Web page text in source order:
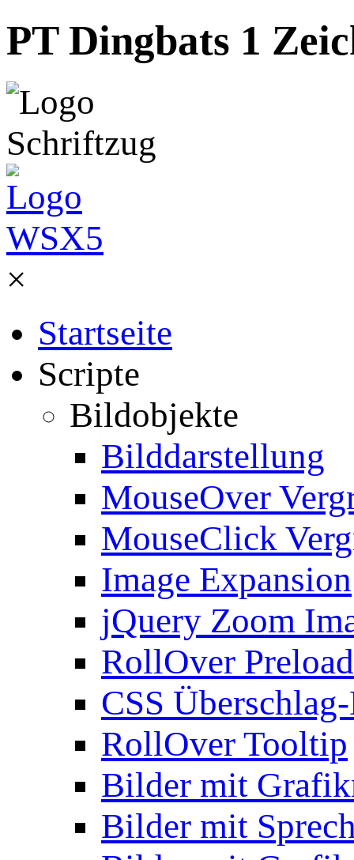
PT Dingbats 1
×
Startseite
Scripte
Bildobjekte
Bilddarstellung
MouseOver
MouseClick
Image Expansion
jQuery Zoom
RollOver Preload
CSS
RollOver Tooltip
Bilder mit
Bilder mit